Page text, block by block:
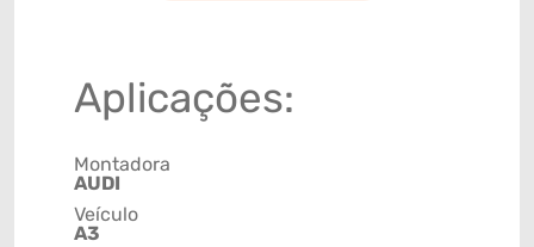
Aplicações:
Montadora
AUDI
Veículo
A3